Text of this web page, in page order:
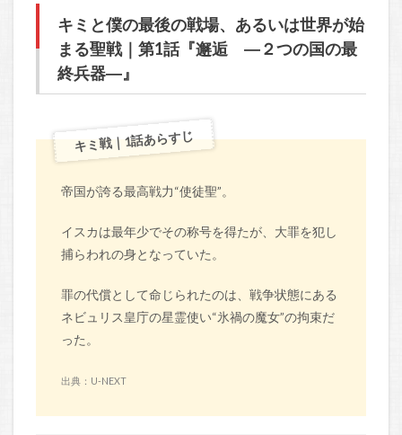
キミと僕の最後の戦場、あるいは世界が始
まる聖戦｜第1話『邂逅 ―２つの国の最
終兵器―』
キミ戦｜1話あらすじ
帝国が誇る最高戦力“使徒聖”。
イスカは最年少でその称号を得たが、大罪を犯し
捕らわれの身となっていた。
罪の代償として命じられたのは、戦争状態にある
ネビュリス皇庁の星霊使い“氷禍の魔女”の拘束だ
った。
出典：U-NEXT